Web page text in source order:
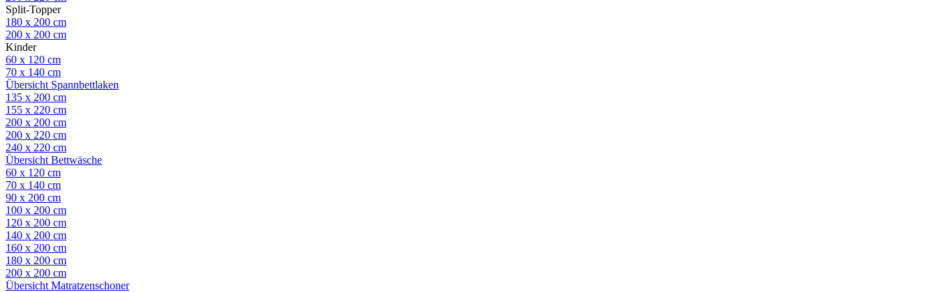
Split-Topper
180 x 200 cm
200 x 200 cm
Kinder
60 x 120 cm
70 x 140 cm
Übersicht Spannbettlaken
135 x 200 cm
155 x 220 cm
200 x 200 cm
200 x 220 cm
240 x 220 cm
Übersicht Bettwäsche
60 x 120 cm
70 x 140 cm
90 x 200 cm
100 x 200 cm
120 x 200 cm
140 x 200 cm
160 x 200 cm
180 x 200 cm
200 x 200 cm
Übersicht Matratzenschoner